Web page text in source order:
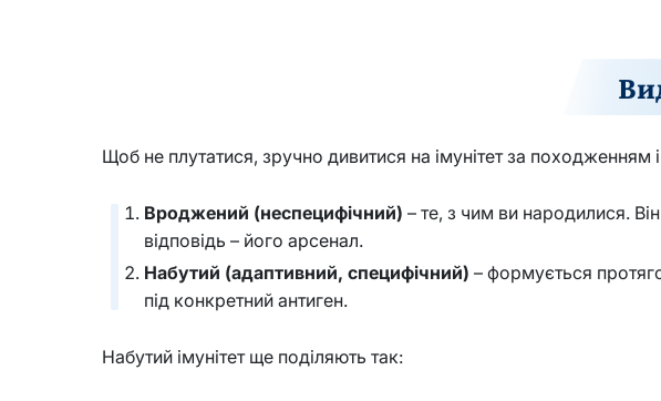
Щоб не плутатися, зручно дивитися на імунітет за походженням
Вроджений (неспецифічний) – те, з чим ви народилися.
відповідь – його арсенал.
Набутий (адаптивний, специфічний) – формується
під конкретний антиген.
Набутий імунітет ще поділяють так: